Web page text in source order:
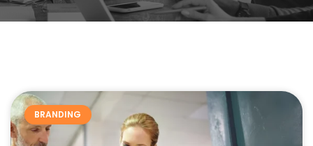
BRANDING